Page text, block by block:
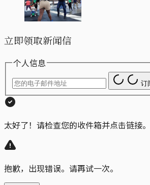
立即领取新闻信
个人信息
订
太好了！请检查您的收件箱并点击链接。
抱歉，出现错误。请再试一次。